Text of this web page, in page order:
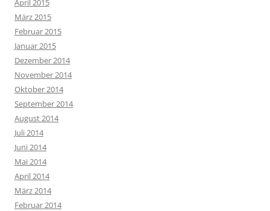
April 2015
März 2015
Februar 2015
Januar 2015
Dezember 2014
November 2014
Oktober 2014
September 2014
August 2014
Juli 2014
Juni 2014
Mai 2014
April 2014
März 2014
Februar 2014